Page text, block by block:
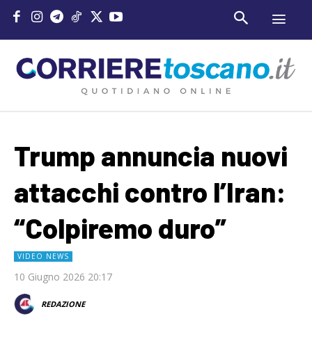
Trump annuncia nuovi
attacchi contro l’Iran:
“Colpiremo duro”
VIDEO NEWS
10 Giugno 2026 20:17
REDAZIONE